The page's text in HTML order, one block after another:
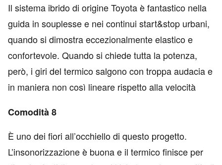
Il sistema ibrido di origine Toyota è fantastico nella
guida in souplesse e nei continui start&stop urbani,
quando si dimostra eccezionalmente elastico e
confortevole. Quando si chiede tutta la potenza,
però, i giri del termico salgono con troppa audacia e
in maniera non così lineare rispetto alla velocità
Comodità 8
È uno dei fiori all’occhiello di questo progetto.
L’insonorizzazione è buona e il termico finisce per